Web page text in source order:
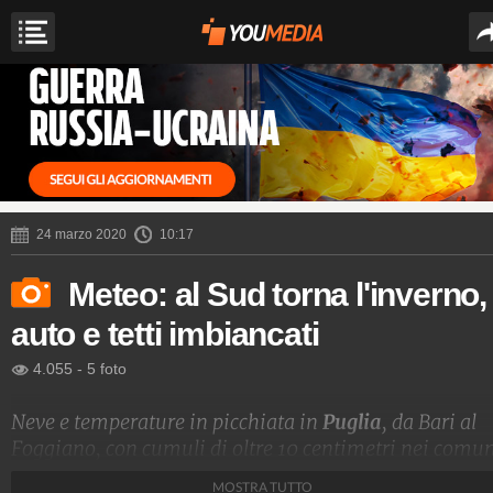
24 marzo 2020 10:17
Meteo: al Sud torna l'inverno,
auto e tetti imbiancati
4.055 - 5 foto
Neve e temperature in picchiata in Puglia, da Bari al
Foggiano, con cumuli di oltre 10 centimetri nei
MOSTRA TUTTO